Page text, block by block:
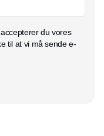
du vores
til at vi må sende e-